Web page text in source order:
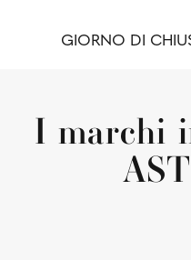
GIORNO DI
I marchi